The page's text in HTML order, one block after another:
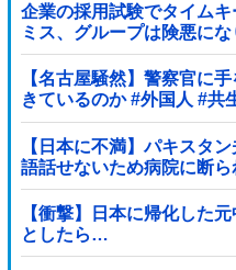
企業の採用試験でタイム
ミス、グループは険悪に
が……
【名古屋騒然】警察官に
きているのか #外国人 #共
【日本に不満】パキスタ
語話せないため病院に断ら
【衝撃】日本に帰化した
としたら…